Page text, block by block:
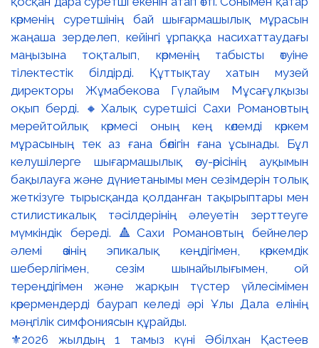
⚜️2026 жылдың 1 тамыз күні Әбілхан Қастеев